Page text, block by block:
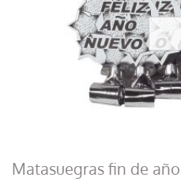
Matasuegras fin de